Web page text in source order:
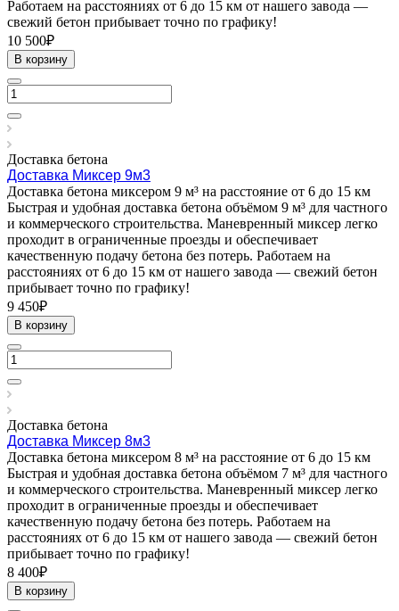
Работаем на расстояниях от 6 до 15 км от нашего завода —
свежий бетон прибывает точно по графику!
10 500₽
В корзину
Доставка бетона
Доставка Миксер 9м3
Доставка бетона миксером 9 м³ на расстояние от 6 до 15 км
Быстрая и удобная доставка бетона объёмом 9 м³ для частного
и коммерческого строительства. Маневренный миксер легко
проходит в ограниченные проезды и обеспечивает
качественную подачу бетона без потерь. Работаем на
расстояниях от 6 до 15 км от нашего завода — свежий бетон
прибывает точно по графику!
9 450₽
В корзину
Доставка бетона
Доставка Миксер 8м3
Доставка бетона миксером 8 м³ на расстояние от 6 до 15 км
Быстрая и удобная доставка бетона объёмом 7 м³ для частного
и коммерческого строительства. Маневренный миксер легко
проходит в ограниченные проезды и обеспечивает
качественную подачу бетона без потерь. Работаем на
расстояниях от 6 до 15 км от нашего завода — свежий бетон
прибывает точно по графику!
8 400₽
В корзину